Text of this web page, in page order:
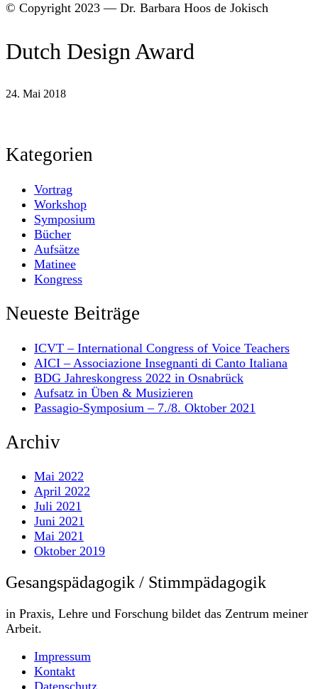
© Copyright 2023 — Dr. Barbara Hoos de Jokisch
Dutch Design Award
24. Mai 2018
Kategorien
Vortrag
Workshop
Symposium
Bücher
Aufsätze
Matinee
Kongress
Neueste Beiträge
ICVT – International Congress of Voice Teachers
AICI – Associazione Insegnanti di Canto Italiana
BDG Jahreskongress 2022 in Osnabrück
Aufsatz in Üben & Musizieren
Passagio-Symposium – 7./8. Oktober 2021
Archiv
Mai 2022
April 2022
Juli 2021
Juni 2021
Mai 2021
Oktober 2019
Gesangspädagogik / Stimmpädagogik
in Praxis, Lehre und Forschung bildet das Zentrum meiner
Arbeit.
Impressum
Kontakt